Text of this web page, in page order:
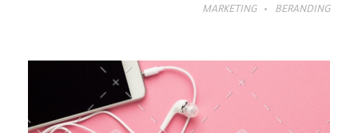
BERANDING
MARKETING